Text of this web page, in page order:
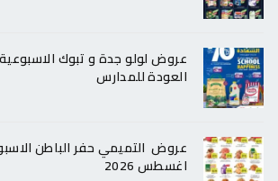
العودة للمدارس
اغسطس 2026